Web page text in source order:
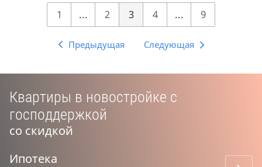
1 ... 2 3 4 ... 9
Предыдущая Следующая
Квартиры в новостройке с
господдержкой
со скидкой
Ипотека